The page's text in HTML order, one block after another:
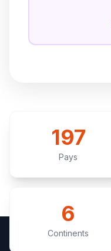
197
Pays
6
Continents